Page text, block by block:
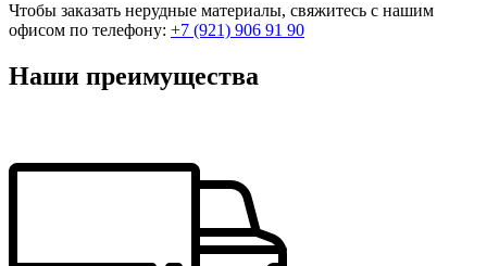
Чтобы заказать нерудные материалы, свяжитесь с нашим
офисом по телефону: +7 (921) 906 91 90
Наши преимущества